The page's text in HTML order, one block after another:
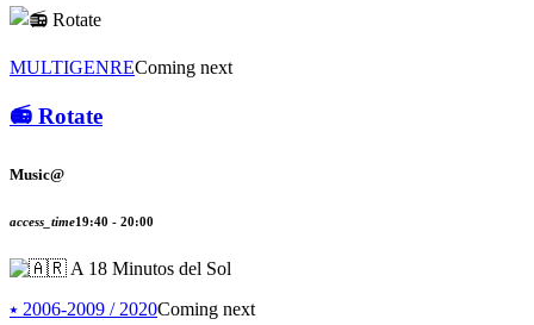
MULTIGENREComing next
📻 Rotate
Music@
access_time19:40 - 20:00
⭑ 2006-2009 / 2020Coming next